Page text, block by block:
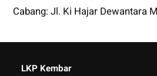
Cabang: Jl. Ki Hajar Dewantara
LKP Kembar